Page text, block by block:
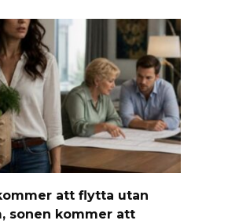
att flytta utan
sonen kommer att